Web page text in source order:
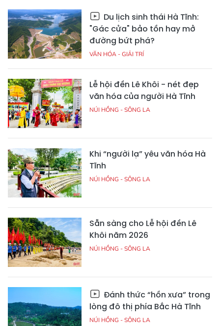
Du lịch sinh thái Hà Tĩnh:
"Gác cửa" bảo tồn hay mở
đường bứt phá?
VĂN HÓA - GIẢI TRÍ
Lễ hội đền Lê Khôi - nét đẹp
văn hóa của người Hà Tĩnh
NÚI HỒNG - SÔNG LA
Khi “người lạ” yêu văn hóa Hà
Tĩnh
NÚI HỒNG - SÔNG LA
Sẵn sàng cho Lễ hội đền Lê
Khôi năm 2026
NÚI HỒNG - SÔNG LA
Đánh thức “hồn xưa” trong
lòng đô thị phía Bắc Hà Tĩnh
NÚI HỒNG - SÔNG LA